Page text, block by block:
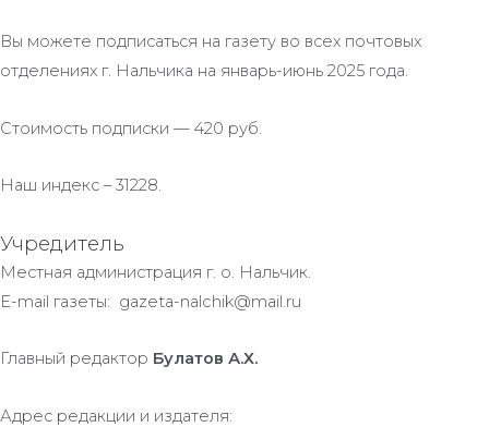
Вы можете подписаться на газету во всех почтовых
отделениях г. Нальчика на январь-июнь 2025 года.
Стоимость подписки — 420 руб.
Наш индекс – 31228.
Учредитель
Местная администрация г. о. Нальчик.
E-mail газеты: gazeta-nalchik@mail.ru
Главный редактор Булатов А.Х.
Адрес редакции и издателя: